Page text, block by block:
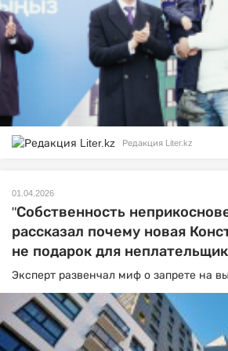
Редакция Liter.kz
01.04.2026
"Собственность
рассказал почему новая
не подарок для
Эксперт развенчал миф о запрете на